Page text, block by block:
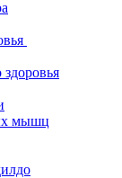
мышц